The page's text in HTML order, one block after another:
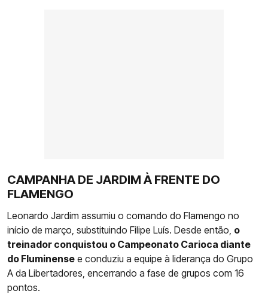
CAMPANHA DE JARDIM À FRENTE DO
FLAMENGO
Leonardo Jardim assumiu o comando do Flamengo no
início de março, substituindo Filipe Luís. Desde então, o
treinador conquistou o Campeonato Carioca diante
do Fluminense e conduziu a equipe à liderança do Grupo
A da Libertadores, encerrando a fase de grupos com 16
pontos.